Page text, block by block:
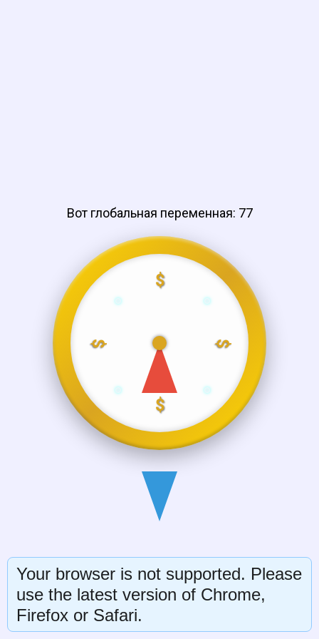
Вот глобальная переменная: 77
$
$
$
$
Your browser is not supported. Please
use the latest version of Chrome,
Firefox or Safari.